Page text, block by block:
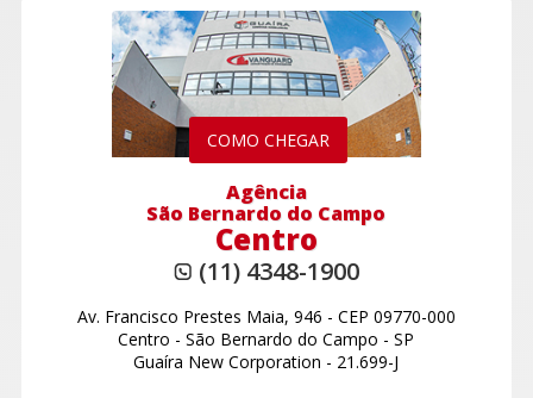
COMO CHEGAR
Agência
São Bernardo do Campo
Centro
(11) 4348-1900
Av. Francisco Prestes Maia, 946 - CEP 09770-000
Centro -São Bernardo do Campo - SP
Guaíra New Corporation - 21.699-J